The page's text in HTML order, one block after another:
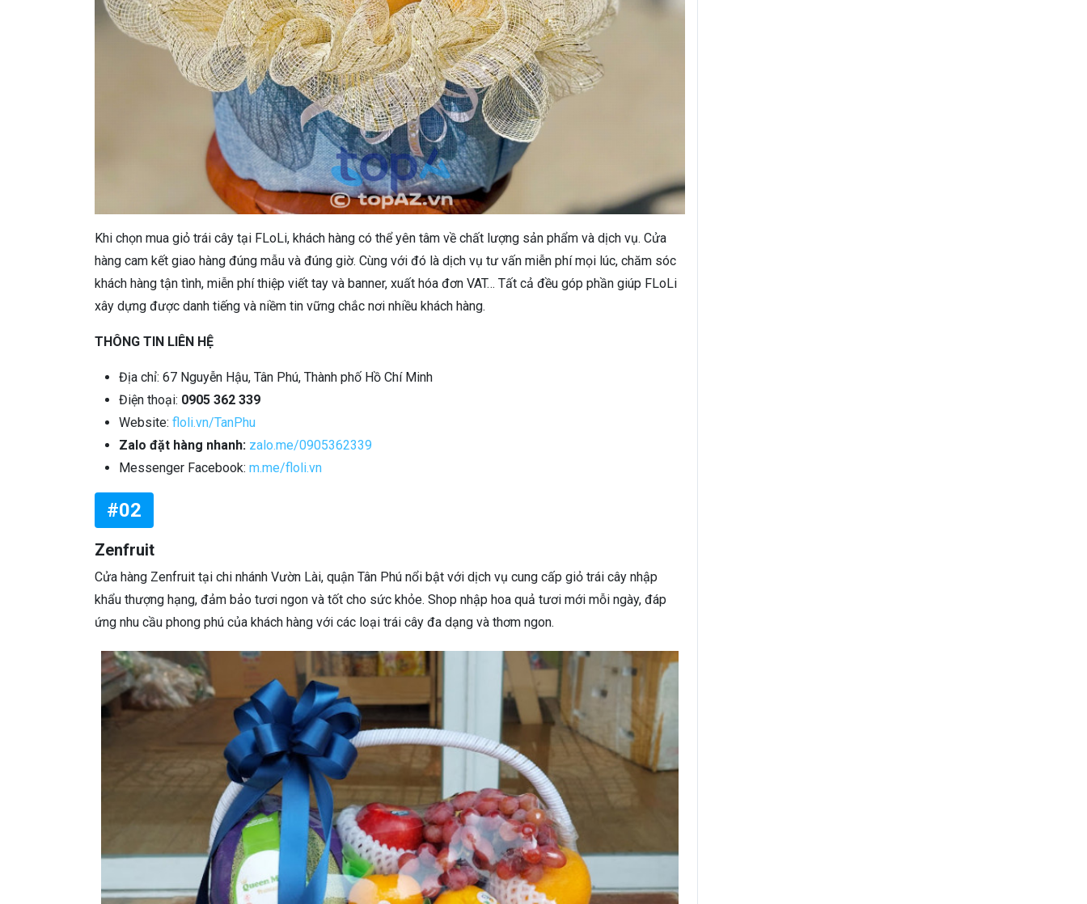
Khi chọn mua giỏ trái cây tại FLoLi, khách hàng có thể yên tâm về chất lượng sản phẩm và dịch vụ. Cửa
hàng cam kết giao hàng đúng mẫu và đúng giờ. Cùng với đó là dịch vụ tư vấn miễn phí mọi lúc, chăm sóc
khách hàng tận tình, miễn phí thiệp viết tay và banner, xuất hóa đơn VAT… Tất cả đều góp phần giúp FLoLi
xây dựng được danh tiếng và niềm tin vững chắc nơi nhiều khách hàng.
THÔNG TIN LIÊN HỆ
Địa chỉ: 67 Nguyễn Hậu, Tân Phú, Thành phố Hồ Chí Minh
Điện thoại: 0905 362 339
Website: floli.vn/TanPhu
Zalo đặt hàng nhanh: zalo.me/0905362339
Messenger Facebook: m.me/floli.vn
#02
Zenfruit
Cửa hàng Zenfruit tại chi nhánh Vườn Lài, quận Tân Phú nổi bật với dịch vụ cung cấp giỏ trái cây nhập
khẩu thượng hạng, đảm bảo tươi ngon và tốt cho sức khỏe. Shop nhập hoa quả tươi mới mỗi ngày, đáp
ứng nhu cầu phong phú của khách hàng với các loại trái cây đa dạng và thơm ngon.